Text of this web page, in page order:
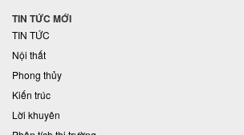
TIN TỨC MỚI
TIN TỨC
Nội thất
Phong thủy
Kiến trúc
Lời khuyên